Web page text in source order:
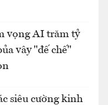
vọng AI trăm tỷ
vây "đế chế"
siêu cường kinh